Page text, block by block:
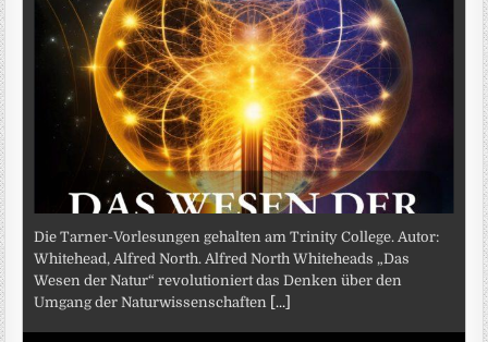
Die Tarner-Vorlesungen gehalten am Trinity College. Autor:
Whitehead, Alfred North. Alfred North Whiteheads „Das
Wesen der Natur“ revolutioniert das Denken über den
Umgang der Naturwissenschaften [...]